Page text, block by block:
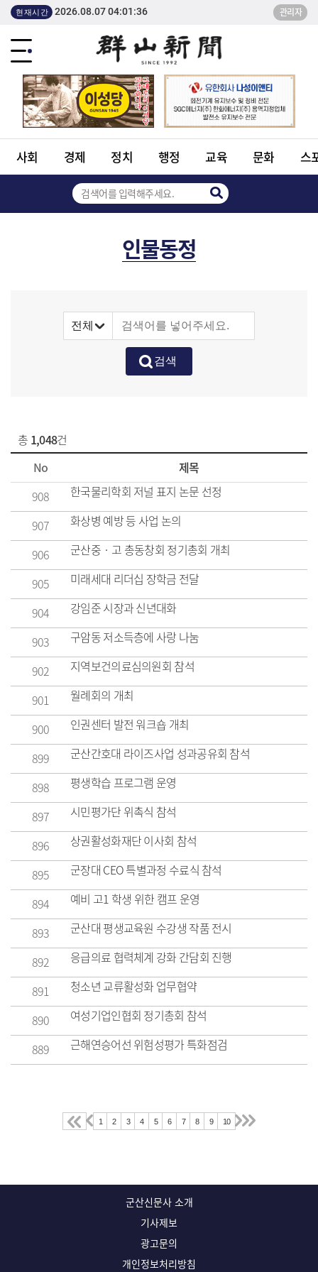
현재시간 2026.08.07 04:01:36 관리자
사회 경제 정치 행정 교육 문화 스
인물동정
총 1,048건
No
제목
908
한국물리학회 저널 표지 논문 선정
907
화상병 예방 등 사업 논의
906
군산중‧고 총동창회 정기총회 개최
905
미래세대 리더십 장학금 전달
904
강임준 시장과 신년대화
903
구암동 저소득층에 사랑 나눔
902
지역보건의료심의원회 참석
901
월례회의 개최
900
인권센터 발전 워크숍 개최
899
군산간호대 라이즈사업 성과공유회 참석
898
평생학습 프로그램 운영
897
시민평가단 위촉식 참석
896
상권활성화재단 이사회 참석
895
군장대 CEO 특별과정 수료식 참석
894
예비 고1 학생 위한 캠프 운영
893
군산대 평생교육원 수강생 작품 전시
892
응급의료 협력체계 강화 간담회 진행
891
청소년 교류활성화 업무협약
890
여성기업인협회 정기총회 참석
889
근해연승어선 위험성평가 특화점검
1 2 3 4 5 6 7 8 9 10
군산신문사 소개
기사제보
광고문의
개인정보처리방침